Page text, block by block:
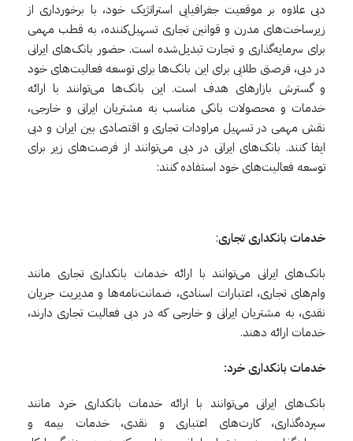
دبی علاوه بر موقعیت جغرافیایی استراتژیک خود، با برخورداری از
زیرساخت‌های مدرن و قوانین تجاری تسهیل‌کننده، به قطب مهمی
برای سرمایه‌گذاری و تجارت تبدیل‌شده است. ‌حضور بانک‌های ایرانی
در دبی، فرصتی طلایی برای این بانک‌ها برای توسعه فعالیت‌های خود
و گسترش بازارهای هدف است. این بانک‌ها می‌توانند با ارائه
خدمات و محصولات بانکی مناسب به مشتریان ایرانی و خارجی،
نقش مهمی در تسهیل مراودات تجاری و اقتصادی بین ایران و دبی
ایفا کنند. بانک‌های ایرانی در دبی می‌توانند از فرصت‌های زیر برای
توسعه فعالیت‌های خود استفاده کنند:
خدمات بانکداری تجاری:
بانک‌های ایرانی می‌توانند با ارائه خدمات بانکداری تجاری مانند
وام‌های تجاری، اعتبارات اسنادی، ضمانت‌نامه‌ها و مدیریت جریان
نقدی، به مشتریان ایرانی و خارجی که در دبی فعالیت تجاری دارند،
خدمات ارائه دهند.
خدمات بانکداری خرد:
بانک‌های ایرانی می‌توانند با ارائه خدمات بانکداری خرد مانند
سپرده‌گذاری، کارت‌های اعتباری و نقدی، خدمات بیمه و